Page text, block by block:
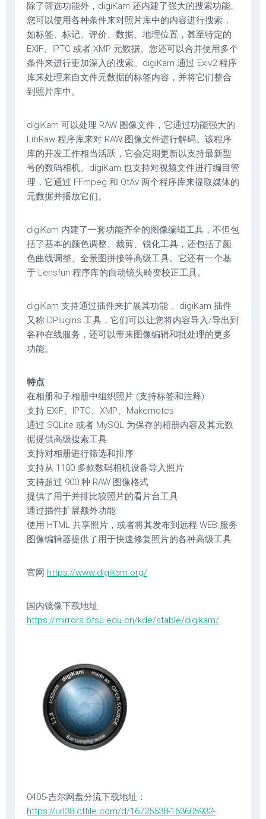
除了筛选功能外，digiKam 还内建了强大的搜索功能。
您可以使用各种条件来对照片库中的内容进行搜索，
如标签、标记、评价、数据、地理位置，甚至特定的
EXIF、IPTC 或者 XMP 元数据。您还可以合并使用多个
条件来进行更加深入的搜索。digiKam 通过 Exiv2 程序
库来处理来自文件元数据的标签内容，并将它们整合
到照片库中。
digiKam 可以处理 RAW 图像文件，它通过功能强大的
LibRaw 程序库来对 RAW 图像文件进行解码。该程序
库的开发工作相当活跃，它会定期更新以支持最新型
号的数码相机。digiKam 也支持对视频文件进行编目管
理，它通过 FFmpeg 和 QtAv 两个程序库来提取媒体的
元数据并播放它们。
digiKam 内建了一套功能齐全的图像编辑工具，不但包
括了基本的颜色调整、裁剪、锐化工具，还包括了颜
色曲线调整、全景图拼接等高级工具。它还有一个基
于 Lensfun 程序库的自动镜头畸变校正工具。
digiKam 支持通过插件来扩展其功能 。digiKam 插件
又称 DPlugins 工具，它们可以让您将内容导入/导出到
各种在线服务，还可以带来图像编辑和批处理的更多
功能。
特点
在相册和子相册中组织照片 (支持标签和注释)
支持 EXIF、IPTC、XMP、Makernotes
通过 SQLite 或者 MySQL 为保存的相册内容及其元数
据提供高级搜索工具
支持对相册进行筛选和排序
支持从 1100 多款数码相机设备导入照片
支持超过 900 种 RAW 图像格式
提供了用于并排比较照片的看片台工具
通过插件扩展额外功能
使用 HTML 共享照片，或者将其发布到远程 WEB 服务
图像编辑器提供了用于快速修复照片的各种高级工具
官网 https://www.digikam.org/
国内镜像下载地址
https://mirrors.bfsu.edu.cn/kde/stable/digikam/
0405-吉尔网盘分流下载地址：
https://url38.ctfile.com/d/16725538-163605932-